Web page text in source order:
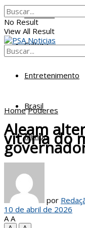
Poderes
Cultura
Entretenimento
Brasil
Mundo
No Result
View All Result
View All Result
Home Poderes
Aleam
vitória do
por
10 de abril de 2026
A A